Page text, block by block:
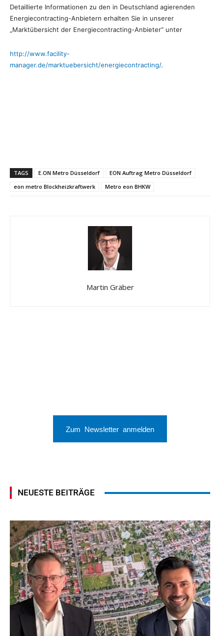
Detaillierte Informationen zu den in Deutschland agierenden
Energiecontracting-Anbietern erhalten Sie in unserer
„Marktübersicht der Energiecontracting-Anbieter“ unter
http://www.facility-
manager.de/marktuebersicht/energiecontracting/.
TAGS E.ON Metro Düsseldorf
EON Auftrag Metro Düsseldorf
eon metro Blockheizkraftwerk
Metro eon BHKW
Martin Gräber
Zum Newsletter anmelden
NEUESTE BEITRÄGE